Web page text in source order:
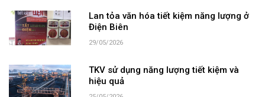
Lan tỏa văn hóa tiết kiệm năng lượng ở
Điện Biên
29/05/2026
TKV sử dụng năng lượng tiết kiệm và
hiệu quả